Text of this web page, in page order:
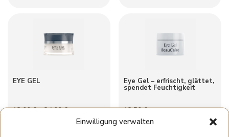
Einwilligung verwalten
EYE GEL
13.00€ –24.00€ inkl. MwSt.
Eye Gel – erfrischt, glättet,
spendet Feuchtigkeit
12.50€ inkl. MwSt.